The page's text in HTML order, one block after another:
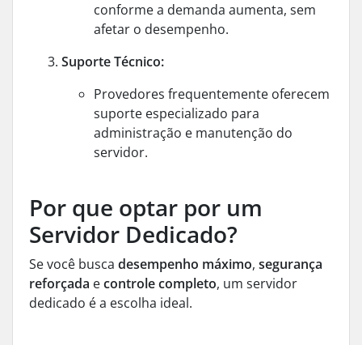
conforme a demanda aumenta, sem
afetar o desempenho.
Suporte Técnico:
Provedores frequentemente oferecem
suporte especializado para
administração e manutenção do
servidor.
Por que optar por um
Servidor Dedicado?
Se você busca desempenho máximo, segurança
reforçada econtrole completo, um servidor
dedicado é a escolha ideal.